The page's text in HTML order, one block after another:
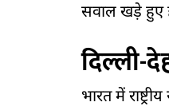
सवाल खड़े हुए
दिल्ली-
भारत में